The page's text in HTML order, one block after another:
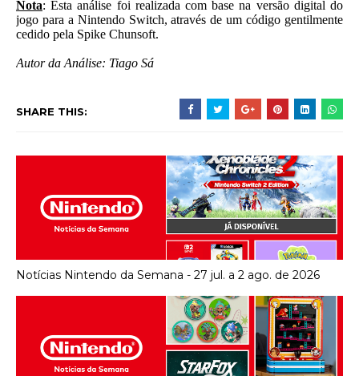
Nota: Esta análise foi realizada com base na versão digital do
jogo para a Nintendo Switch, através de um código gentilmente
cedido pela Spike Chunsoft.
Autor da Análise: Tiago Sá
SHARE THIS:
Notícias Nintendo da Semana - 27 jul. a 2 ago. de 2026